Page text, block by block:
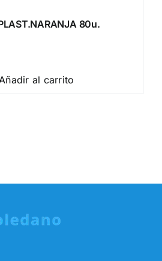
80u.
al carrito